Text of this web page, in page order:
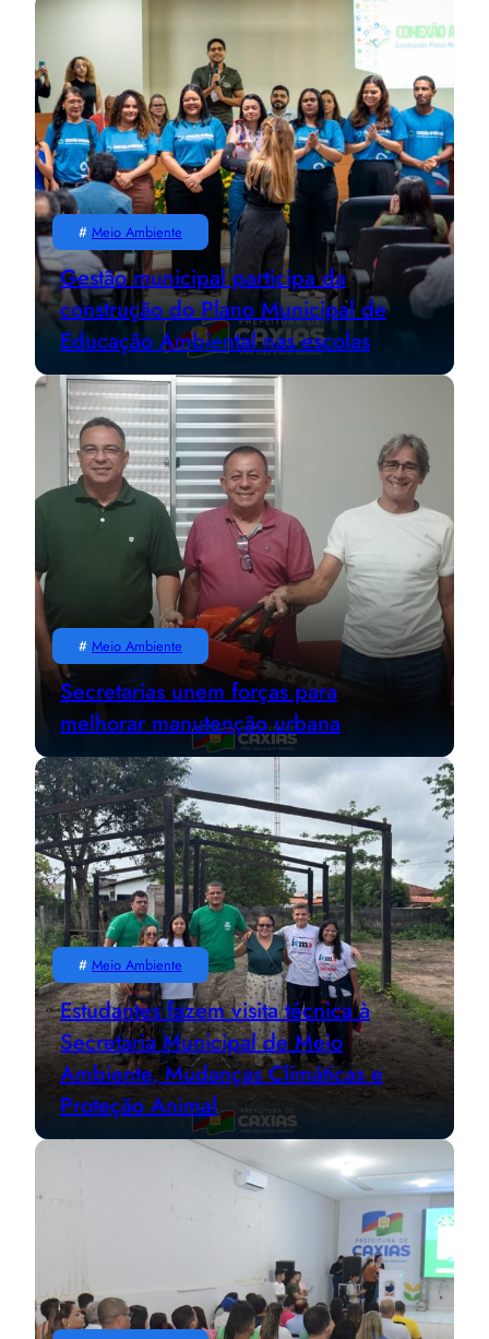
# Meio Ambiente
Gestão municipal participa da
construção do Plano Municipal de
Educação Ambiental nas escolas
# Meio Ambiente
Secretarias unem forças para
melhorar manutenção urbana
# Meio Ambiente
Estudantes fazem visita técnica à
Secretaria Municipal de Meio
Ambiente, Mudanças Climáticas e
Proteção Animal